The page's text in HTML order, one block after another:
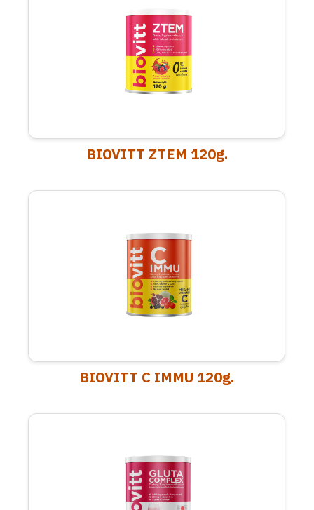
BIOVITT ZTEM 120g.
BIOVITT C IMMU 120g.